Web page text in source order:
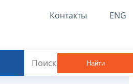
Контакты ENG
Найти